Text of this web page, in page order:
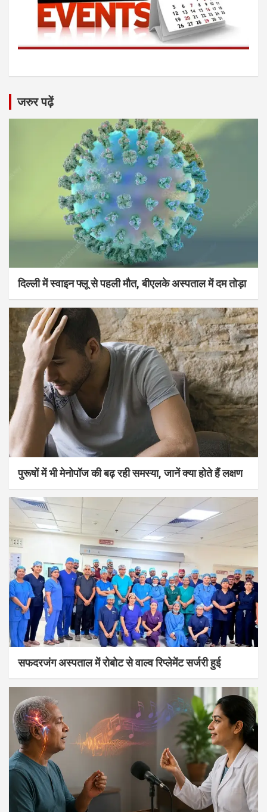
जरुर पढ़ें
दिल्ली में स्वाइन फ्लू से पहली मौत, बीएलके अस्पताल में दम तोड़ा
पुरूषों में भी मेनोपॉज की बढ़ रही समस्या, जानें क्या होते हैं लक्षण
सफदरजंग अस्पताल में रोबोट से वाल्व रिप्लेमेंट सर्जरी हुई